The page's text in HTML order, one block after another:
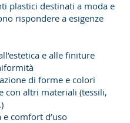
plastici destinati a moda e
rispondere a esigenze
e alle finiture
di forme e colori
con altri materiali (tessili,
comfort d’uso